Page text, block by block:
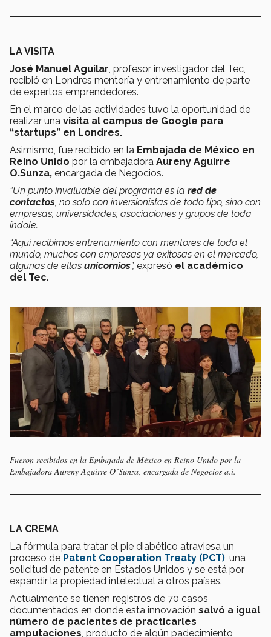
LA VISITA
José Manuel Aguilar, profesor investigador del Tec,
recibió en Londres mentoría y entrenamiento de parte
de expertos emprendedores.
​En el marco de las actividades tuvo la oportunidad de
realizar una visita al campus de Google para
“startups” en Londres.
Asimismo, fue recibido en la Embajada de México en
Reino Unido por la embajadora Aureny Aguirre
O.Sunza, encargada de Negocios.
“Un punto invaluable del programa es la red de
contactos, no solo con inversionistas de todo tipo, sino con
empresas, universidades, asociaciones y grupos de toda
índole.
“Aquí recibimos entrenamiento con mentores de todo el
mundo, muchos con empresas ya exitosas en el mercado,
algunas de ellas unicornios”, expresó el académico
del Tec.
Fueron recibidos en la Embajada de México en Reino Unido por la
Embajadora Aureny Aguirre O´Sunza, encargada de Negocios a.i.
LA CREMA
La fórmula para tratar el pie diabético atraviesa un
proceso de Patent Cooperation Treaty (PCT) , una
solicitud de patente en Estados Unidos y se está por
expandir la propiedad intelectual a otros países.
Actualmente se tienen registros de 70 casos
documentados en donde esta innovación salvó a igual
número de pacientes de practicarles
amputaciones , producto de algún padecimiento